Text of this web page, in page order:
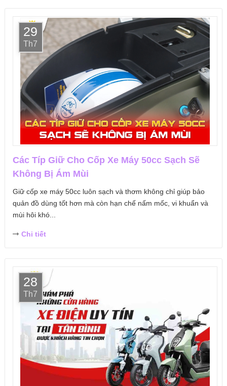
29
Th7
Các Típ Giữ Cho Cốp Xe Máy 50cc Sạch Sẽ
Không Bị Ám Mùi
Giữ cốp xe máy 50cc luôn sạch và thơm không chỉ giúp bảo
quản đồ dùng tốt hơn mà còn hạn chế nấm mốc, vi khuẩn và
mùi hôi khó...
Chi tiết
28
Th7